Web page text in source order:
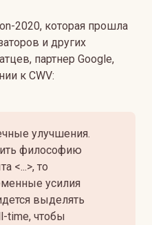
2020, которая прошла
и других
партнер Google,
к CWV:
улучшения.
философию
<...>, то
усилия
выделять
time, чтобы